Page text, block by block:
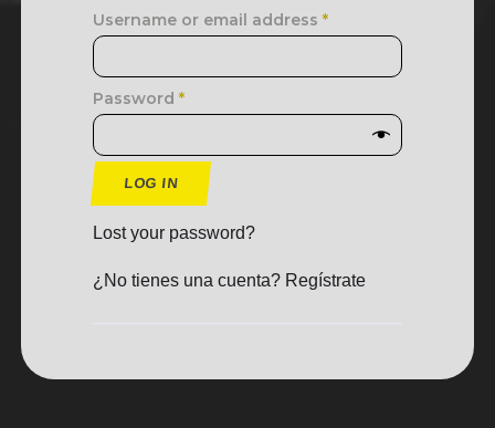
Username or email address*
Password*
LOG IN
Lost your password?
¿No tienes una cuenta? Regístrate